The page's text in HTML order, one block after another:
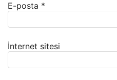
E-posta *
İnternet sitesi